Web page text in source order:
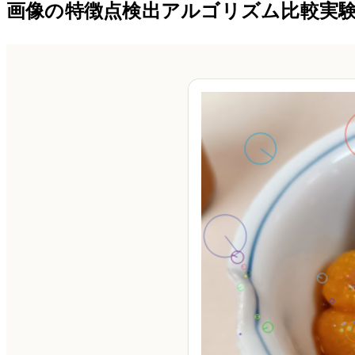
画像の特徴点検出アルゴリズム比較実